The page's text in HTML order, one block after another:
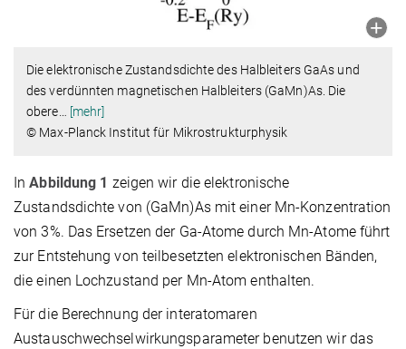
Die elektronische Zustandsdichte des Halbleiters GaAs und
des verdünnten magnetischen Halbleiters (GaMn)As. Die
obere
[mehr]
© Max-Planck Institut für Mikrostrukturphysik
InAbbildung 1 zeigen wir die elektronische
Zustandsdichte von (GaMn)As mit einer Mn-Konzentration
von 3%. Das Ersetzen der Ga-Atome durch Mn-Atome führt
zur Entstehung von teilbesetzten elektronischen Bänden,
die einen Lochzustand per Mn-Atom enthalten.
Für die Berechnung der interatomaren
Austauschwechselwirkungsparameter benutzen wir das